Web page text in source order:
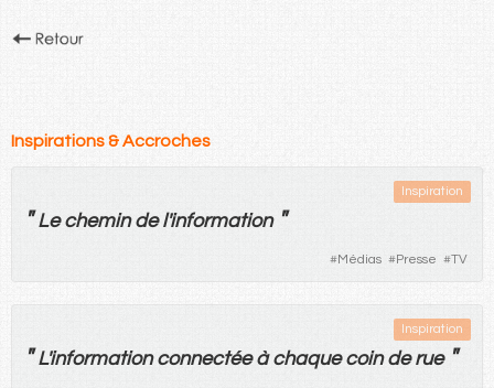
Inspirations & Accroches
Inspiration
" Le chemin del'information "
#Médias #Presse #TV
Inspiration
"L'information connectée à chaque coin de rue "